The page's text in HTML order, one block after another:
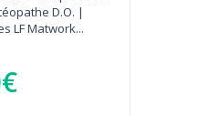
D.O. |
LF Matwork...